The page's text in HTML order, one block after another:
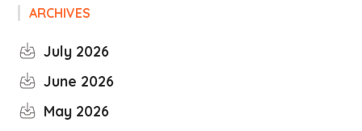
ARCHIVES
July 2026
June 2026
May 2026